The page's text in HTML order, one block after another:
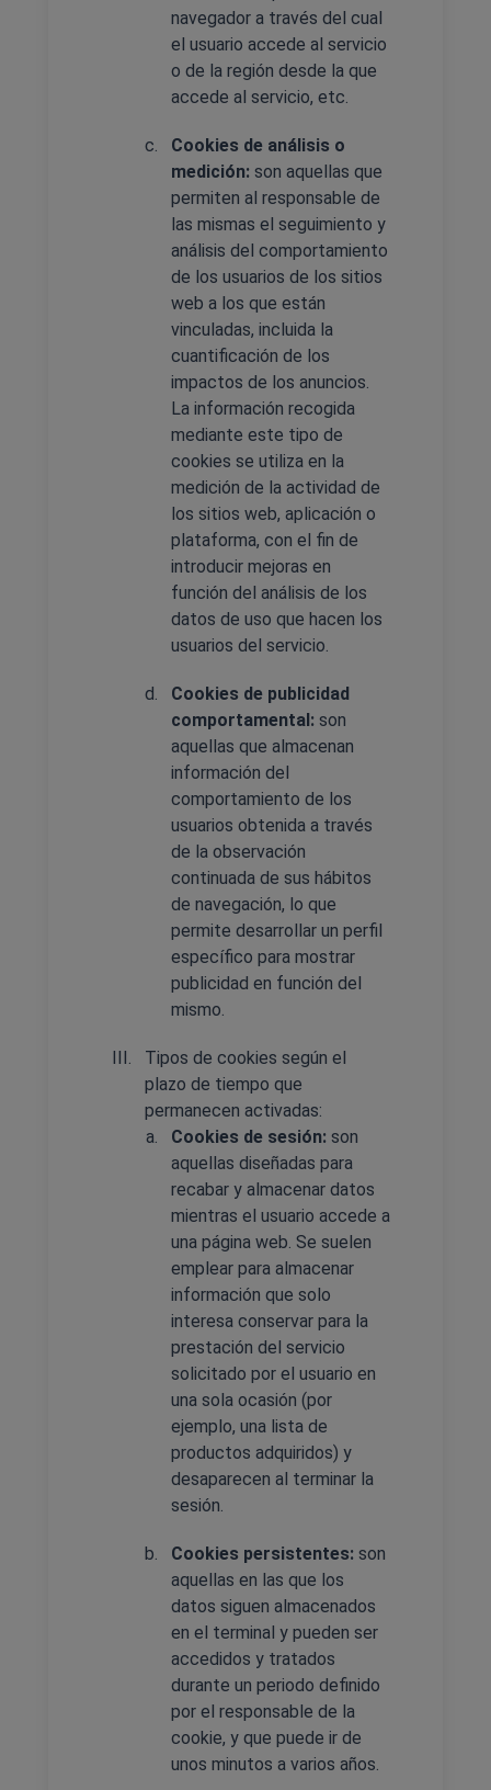
navegador a través del cual
el usuario accede al servicio
o de la región desde la que
accede al servicio, etc.
Cookies de análisis o
medición: son aquellas que
permiten al responsable de
las mismas el seguimiento y
análisis del comportamiento
de los usuarios de los sitios
web a los que están
vinculadas, incluida la
cuantificación de los
impactos de los anuncios.
La información recogida
mediante este tipo de
cookies se utiliza en la
medición de la actividad de
los sitios web, aplicación o
plataforma, con el fin de
introducir mejoras en
función del análisis de los
datos de uso que hacen los
usuarios del servicio.
Cookies de publicidad
comportamental: son
aquellas que almacenan
información del
comportamiento de los
usuarios obtenida a través
de la observación
continuada de sus hábitos
de navegación, lo que
permite desarrollar un perfil
específico para mostrar
publicidad en función del
mismo.
Tipos de cookies según el
plazo de tiempo que
permanecen activadas:
Cookies de sesión: son
aquellas diseñadas para
recabar y almacenar datos
mientras el usuario accede a
una página web. Se suelen
emplear para almacenar
información que solo
interesa conservar para la
prestación del servicio
solicitado por el usuario en
una sola ocasión (por
ejemplo, una lista de
productos adquiridos) y
desaparecen al terminar la
sesión.
Cookies persistentes: son
aquellas en las que los
datos siguen almacenados
en el terminal y pueden ser
accedidos y tratados
durante un periodo definido
por el responsable de la
cookie, y que puede ir de
unos minutos a varios años.